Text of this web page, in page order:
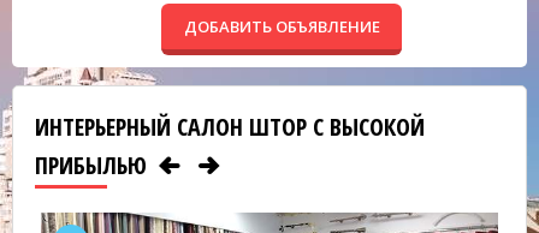
ДОБАВИТЬ ОБЪЯВЛЕНИЕ
ИНТЕРЬЕРНЫЙ САЛОН ШТОР С ВЫСОКОЙ
ПРИБЫЛЬЮ